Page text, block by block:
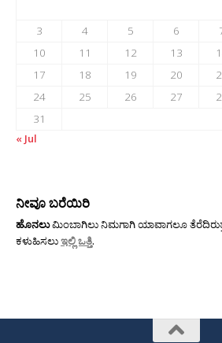
3
4 5 6
10
11 12 13
17
18 19 20
24
25 26 27
31
« Jul
ನೀವೂ ಬರೆಯಿರಿ
ಹೊನಲುಮಿಂಬಾಗಿಲು ನಿಮಗಾಗಿ ಯಾವಾಗಲೂ
ಕಳುಹಿಸಲುಇಲ್ಲಿ ಒತ್ತಿ.